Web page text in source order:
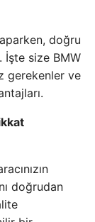
doğru
İşte size BMW
gerekenler ve
doğrudan